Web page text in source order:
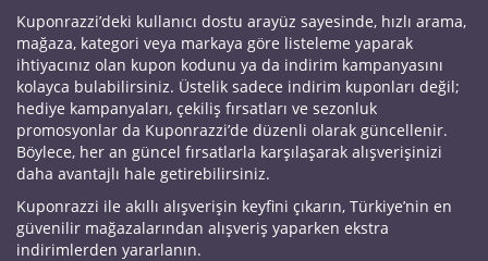
Kuponrazzi’deki kullanıcı dostu arayüz sayesinde, hızlı arama,
mağaza, kategori veya markaya göre listeleme yaparak
ihtiyacınız olan kupon kodunu ya da indirim kampanyasını
kolayca bulabilirsiniz. Üstelik sadece indirim kuponları değil;
hediye kampanyaları, çekiliş fırsatları ve sezonluk
promosyonlar da Kuponrazzi’de düzenli olarak güncellenir.
Böylece, her an güncel fırsatlarla karşılaşarak alışverişinizi
daha avantajlı hale getirebilirsiniz.
Kuponrazzi ile akıllı alışverişin keyfini çıkarın, Türkiye’nin en
güvenilir mağazalarından alışveriş yaparken ekstra
indirimlerden yararlanın.